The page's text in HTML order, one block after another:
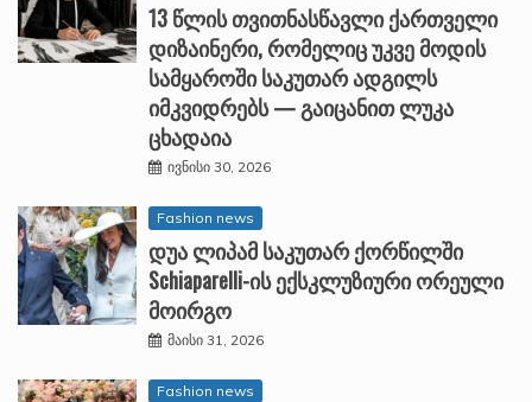
13 წლის თვითნასწავლი ქართველი
დიზაინერი, რომელიც უკვე მოდის
სამყაროში საკუთარ ადგილს
იმკვიდრებს — გაიცანით ლუკა
ცხადაია
ივნისი 30, 2026
Fashion news
დუა ლიპამ საკუთარ ქორწილში
Schiaparelli-ის ექსკლუზიური ორეული
მოირგო
მაისი 31, 2026
Fashion news